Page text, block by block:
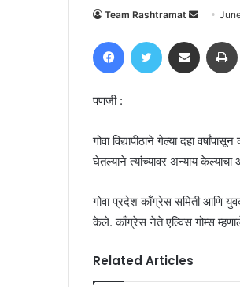
Team Rashtramat
Send
email
FacebookTwitter Share via Email
पणजी :
गोवा विद्यापीठाने गेल्या दहा
घेतल्याने त्यांच्यावर अन्याय
गोवा प्रदेश काँग्रेस समिती आणि युवक
केले. काँग्रेस नेते एल्विस गोम्स म्हणाले
Related Articles